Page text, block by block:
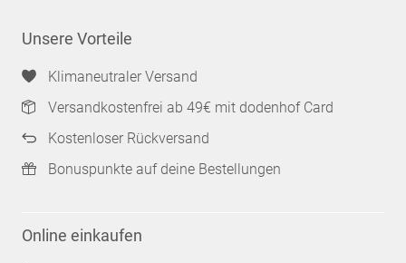
Unsere Vorteile
Klimaneutraler Versand
Versandkostenfrei ab 49€ mit dodenhof Card
Kostenloser Rückversand
Bonuspunkte auf deine Bestellungen
Online einkaufen